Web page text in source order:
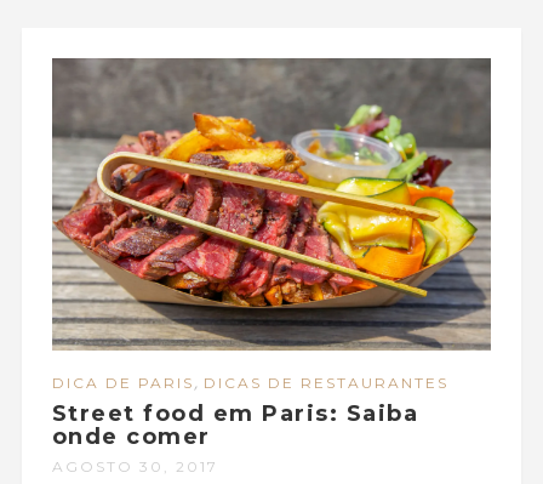
DICA DE PARIS DICAS DE RESTAURANTES
Street food em Paris: Saiba
onde comer
AGOSTO 30, 2017